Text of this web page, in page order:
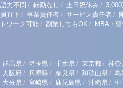
力不問 / 転勤なし / 土日祝休み /
直下 / 事業責任者 / サービス責任者 /
ワーク可能 / 副業してもOK / MBA・
群馬県 / 埼玉県 / 千葉県 / 東京都 / 神奈
大阪府 / 兵庫県 / 奈良県 / 和歌山県 / 鳥
大分県 / 宮崎県 / 鹿児島県 / 沖縄県 / 中